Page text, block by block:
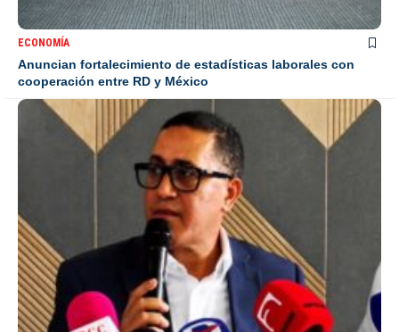
ECONOMÍA
Anuncian fortalecimiento de estadísticas laborales con
cooperación entre RD y México